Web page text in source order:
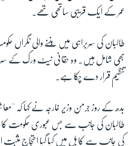
عمر کے ایک قریبی ساتھی تھے۔
طالبان کی سربراہی میں بننے والی نگراں
بھی شامل ہیں۔ وہ حقانی نیٹ ورک کے
تنظیم قرار دے چکا ہے۔
بدھ کے روز جرمن وزیر خارجہ نے کہا کہ
طالبان کی جانب سے جس عبوری حکومت کا
کی جانب سے کابل میں کیا گیا احتجاج مثبت